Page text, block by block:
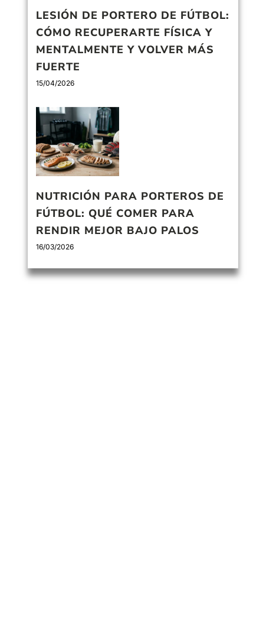
LESIÓN DE PORTERO DE FÚTBOL:
CÓMO RECUPERARTE FÍSICA Y
MENTALMENTE Y VOLVER MÁS
FUERTE
15/04/2026
NUTRICIÓN PARA PORTEROS DE
FÚTBOL: QUÉ COMER PARA
RENDIR MEJOR BAJO PALOS
16/03/2026